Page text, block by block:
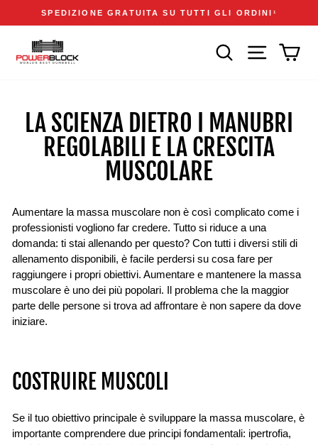
contenuti
Metti
Announcements
SPEDIZIONE GRATUITA SU TUTTI GLI ORDINI 1
CERCA
LA SCIENZA DIETRO I MANUBRI
REGOLABILI E LA CRESCITA
MUSCOLARE
Aumentare la massa muscolare non è così complicato come i
professionisti vogliono far credere. Tutto si riduce a una
domanda: ti stai allenando per questo? Con tutti i diversi stili di
allenamento disponibili, è facile perdersi su cosa fare per
raggiungere i propri obiettivi. Aumentare e mantenere la massa
muscolare è uno dei più popolari. Il problema che la maggior
parte delle persone si trova ad affrontare è non sapere da dove
iniziare.
COSTRUIRE MUSCOLI
Se il tuo obiettivo principale è sviluppare la massa muscolare, è
importante comprendere due principi fondamentali: ipertrofia,